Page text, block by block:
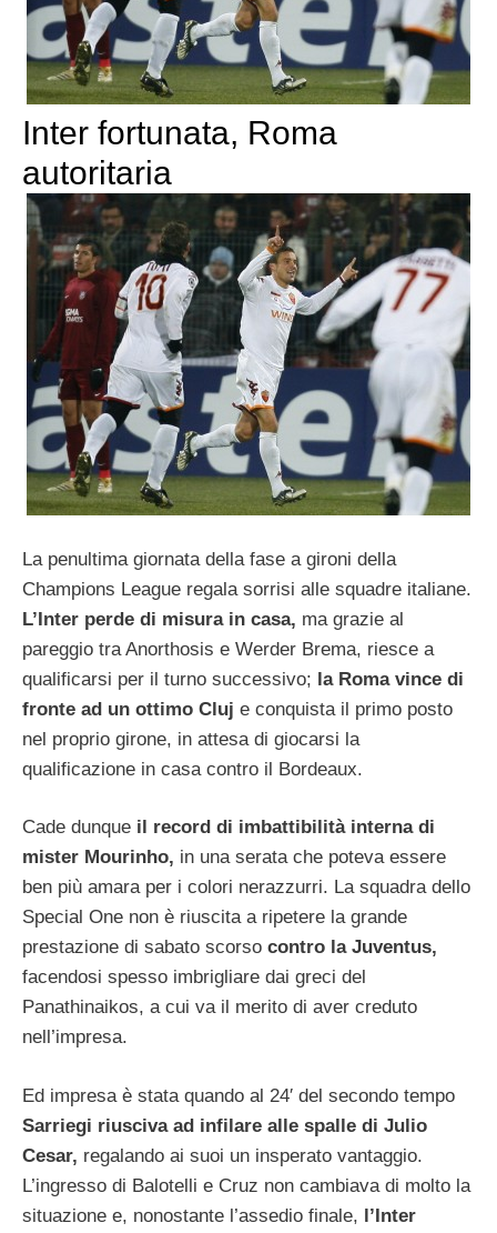
Inter fortunata, Roma
autoritaria
La penultima giornata della fase a gironi della
Champions League regala sorrisi alle squadre italiane.
L’Inter perde di misura in casa, ma grazie al
pareggio tra Anorthosis e Werder Brema, riesce a
qualificarsi per il turno successivo; la Roma vince di
fronte ad un ottimo Cluj e conquista il primo posto
nel proprio girone, in attesa di giocarsi la
qualificazione in casa contro il Bordeaux.
Cade dunque il record di imbattibilità interna di
mister Mourinho, in una serata che poteva essere
ben più amara per i colori nerazzurri. La squadra dello
Special One non è riuscita a ripetere la grande
prestazione di sabato scorso contro la Juventus,
facendosi spesso imbrigliare dai greci del
Panathinaikos, a cui va il merito di aver creduto
nell’impresa.
Ed impresa è stata quando al 24′ del secondo tempo
Sarriegi riusciva ad infilare alle spalle di Julio
Cesar, regalando ai suoi un insperato vantaggio.
L’ingresso di Balotelli e Cruz non cambiava di molto la
situazione e, nonostante l’assedio finale, l’Inter